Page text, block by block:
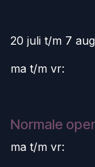
20 juli t/m 7
ma t/m vr:
Normale
ma t/m vr: